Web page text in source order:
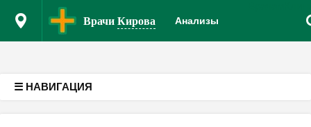
ВрачиКирова Анализы
☰ НАВИГАЦИЯ